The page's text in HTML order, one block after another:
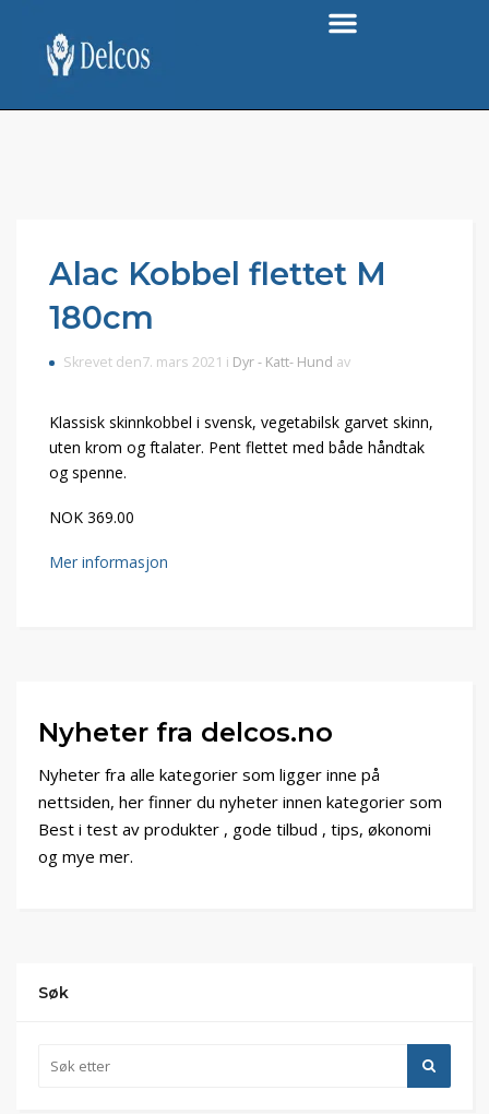
Alac Kobbel flettet M
180cm
Skrevet den7. mars 2021 i Dyr - Katt- Hund av
Klassisk skinnkobbel i svensk, vegetabilsk garvet skinn,
uten krom og ftalater. Pent flettet med både håndtak
og spenne.
NOK 369.00
Mer informasjon
Nyheter fra delcos.no
Nyheter fra alle kategorier som ligger inne på
nettsiden, her finner du nyheter innen kategorier som
Best i test av produkter , gode tilbud , tips, økonomi
og mye mer.
Søk